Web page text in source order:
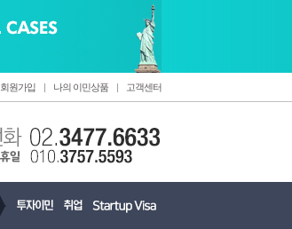
회원가입 | 나의 이민상품 | 고객센터